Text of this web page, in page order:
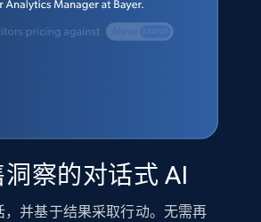
察的对话式 AI
，并基于结果采取行动。无需再